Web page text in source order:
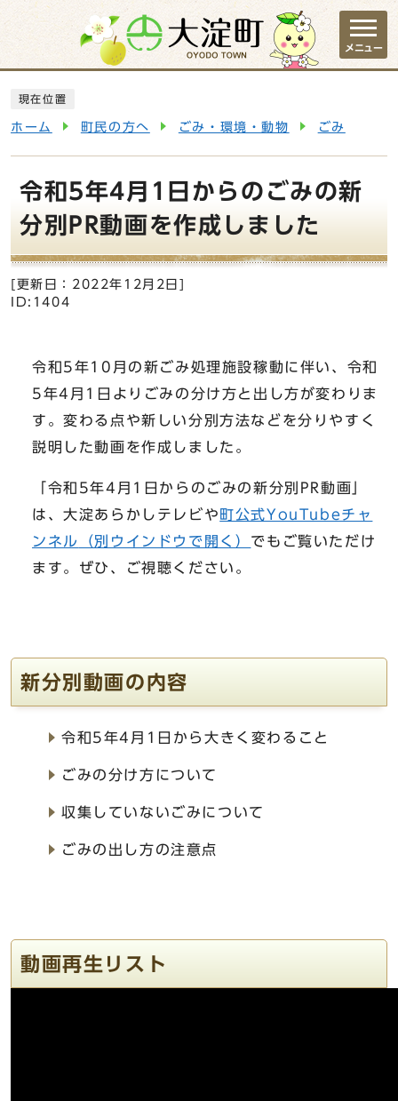
ページの先頭です
メニュー
現在位置
ホーム 町民の方へ ごみ・環境・動物 ごみ
令和5年4月1日からのごみの新
分別PR動画を作成しました
[更新日： 2022年12月2日
ID:1404
令和5年10月の新ごみ処理施設稼動に伴い、令和
5年4月1日よりごみの分け方と出し方が変わりま
す。変わる点や新しい分別方法などを分りやすく
説明した動画を作成しました。
「令和5年4月1日からのごみの新分別PR動画」
は、大淀あらかしテレビや 町公式YouTubeチャ
ンネル
（別ウインドウで開く） でもご覧いただけ
ます。ぜひ、ご視聴ください。
新分別動画の内容
令和5年4月1日から大きく変わること
ごみの分け方について
収集していないごみについて
ごみの出し方の注意点
動画再生リスト